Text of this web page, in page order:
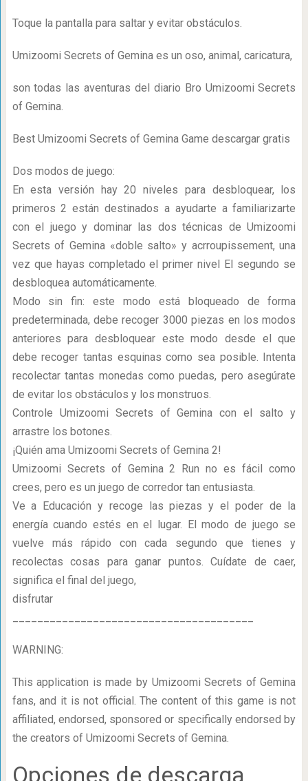
Toque la pantalla para saltar y evitar obstáculos.
Umizoomi Secrets of Gemina es un oso, animal, caricatura,
son todas las aventuras del diario Bro Umizoomi Secrets
of Gemina.
Best Umizoomi Secrets of Gemina Game descargar gratis
Dos modos de juego:
En esta versión hay 20 niveles para desbloquear, los
primeros 2 están destinados a ayudarte a familiarizarte
con el juego y dominar las dos técnicas de Umizoomi
Secrets of Gemina «doble salto» y acrroupissement, una
vez que hayas completado el primer nivel El segundo se
desbloquea automáticamente.
Modo sin fin: este modo está bloqueado de forma
predeterminada, debe recoger 3000 piezas en los modos
anteriores para desbloquear este modo desde el que
debe recoger tantas esquinas como sea posible. Intenta
recolectar tantas monedas como puedas, pero asegúrate
de evitar los obstáculos y los monstruos.
Controle Umizoomi Secrets of Gemina con el salto y
arrastre los botones.
¡Quién ama Umizoomi Secrets of Gemina 2!
Umizoomi Secrets of Gemina 2 Run no es fácil como
crees, pero es un juego de corredor tan entusiasta.
Ve a Educación y recoge las piezas y el poder de la
energía cuando estés en el lugar. El modo de juego se
vuelve más rápido con cada segundo que tienes y
recolectas cosas para ganar puntos. Cuídate de caer,
significa el final del juego,
disfrutar
WARNING:
This application is made by Umizoomi Secrets of Gemina
fans, and it is not official. The content of this game is not
affiliated, endorsed, sponsored or specifically endorsed by
the creators of Umizoomi Secrets of Gemina.
Opciones de descarga